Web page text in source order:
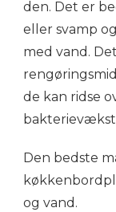
den. Det er
eller svamp
med vand.
de kan ridse
Den bedste
og vand.